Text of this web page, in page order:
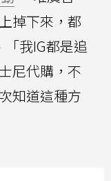
掉下來，都
我IG都是追
尼代購，不
知道這種方